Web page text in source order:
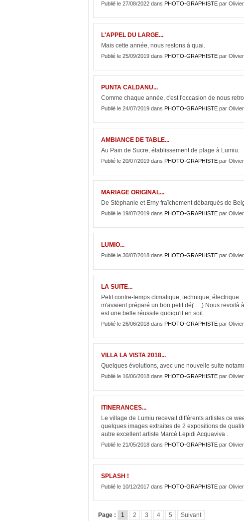
Publié le 27/08/2022 dans PHOTO-GRAPHISTE par
L'APPEL DU LARGE...
Mais cette année, nous restons à quai.
Publié le 25/09/2019 dans PHOTO-GRAPHISTE par
PUNTA CALDANU...
Comme chaque année, c'est l'occasion de nous
Publié le 24/07/2019 dans PHOTO-GRAPHISTE par
AMBIANCE DE TABLE...
Au Pain de Sucre, établissement de plage à Lumiu.
Publié le 20/07/2019 dans PHOTO-GRAPHISTE par
MARIAGE ORIGINAL...
De Stéphanie et Erny fraîchement débarqués de
Publié le 19/07/2019 dans PHOTO-GRAPHISTE par
LUMIO...
Publié le 30/07/2018 dans PHOTO-GRAPHISTE par
LA SUITE...
Petit contre-temps climatique, technique,
m'avaient préparé un bon petit déj'... ;) Nous
est une belle réussite quoiqu'il en soit.
Publié le 26/06/2018 dans PHOTO-GRAPHISTE par
VILLA LA VISTA 2018...
Quelques évolutions, avec une nouvelle suite
Publié le 16/06/2018 dans PHOTO-GRAPHISTE par
ITINERANCES...
Le village de Lumiu recevait différents artistes ce
quelques images extraites de 2 expositions de
autre excellent artiste Marcè Lepidi Acquaviva .
Publié le 21/05/2018 dans PHOTO-GRAPHISTE par
SPLASH !
Publié le 10/12/2017 dans PHOTO-GRAPHISTE par
Page : 1 2 3 4 5 Suivant